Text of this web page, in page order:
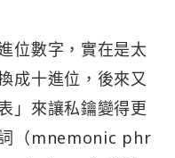
位數字，實在是太
成十進位，後來又
」來讓私鑰變得更
（mnemonic phr